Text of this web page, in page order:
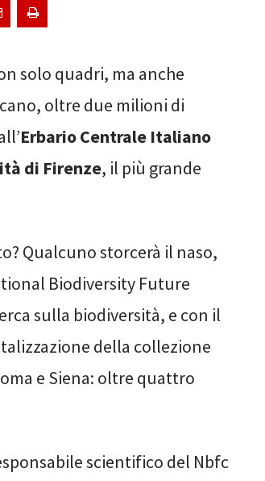
solo quadri, ma anche
oltre due milioni di
Erbario Centrale Italiano
di Firenze, il più grande
Qualcuno storcerà il naso,
Biodiversity Future
sulla biodiversità, e con il
della collezione
e Siena: oltre quattro
scientifico del Nbfc